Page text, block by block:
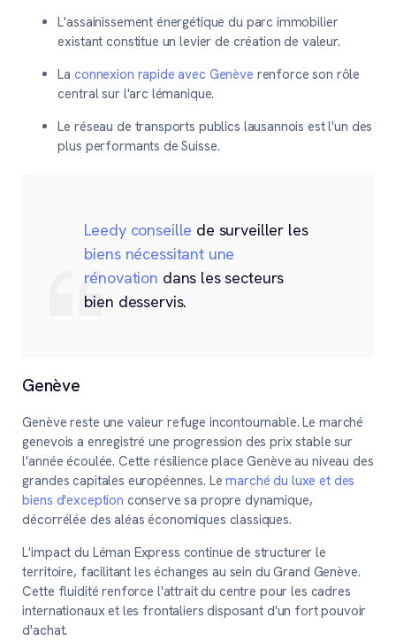
L'assainissement énergétique du parc immobilier
existant constitue un levier de création de valeur.
Laconnexion rapide avec Genève renforce son rôle
central sur l'arc lémanique.
Le réseau de transports publics lausannois est l'un des
plus performants de Suisse.
Leedy conseille de surveiller les
biens nécessitant une
rénovation dans les secteurs
bien desservis.
Genève
Genève reste une valeur refuge incontournable. Le marché
genevois a enregistré une progression des prix stable sur
l'année écoulée. Cette résilience place Genève au niveau des
grandes capitales européennes. Lemarché du luxe et des
biens d'exception conserve sa propre dynamique,
décorrélée des aléas économiques classiques.
L'impact du Léman Express continue de structurer le
territoire, facilitant les échanges au sein du Grand Genève.
Cette fluidité renforce l'attrait du centre pour les cadres
internationaux et les frontaliers disposant d'un fort pouvoir
d'achat.